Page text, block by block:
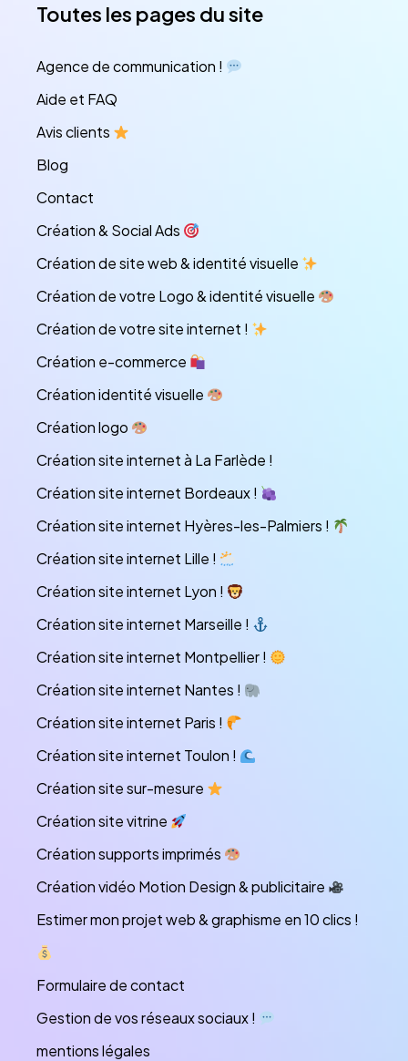
Toutes les pages du site
Agence de communication !
Aide et FAQ
Avis clients
Blog
Contact
Création & Social Ads
Création de site web & identité visuelle
Création de votre Logo & identité visuelle
Création de votre site internet !
Création e-commerce
Création identité visuelle
Création logo
Création site internet à La Farlède !
Création site internet Bordeaux !
Création site internet Hyères-les-Palmiers !
Création site internet Lille !
Création site internet Lyon !
Création site internet Marseille !
Création site internet Montpellier !
Création site internet Nantes !
Création site internet Paris !
Création site internet Toulon !
Création site sur-mesure
Création site vitrine
Création supports imprimés
Création vidéo Motion Design & publicitaire
Estimer mon projet web & graphisme en 10 clics !
Formulaire de contact
Gestion de vos réseaux sociaux !
mentions légales